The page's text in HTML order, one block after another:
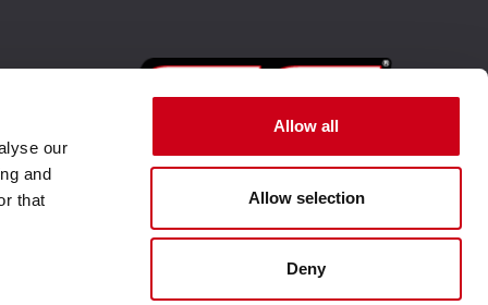
our
and
that
Allow all
Allow selection
Deny
Visita nuestro sitio web corporativo